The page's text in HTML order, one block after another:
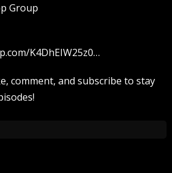
Group
K4DhEIW25z0…
comment, and subscribe to stay